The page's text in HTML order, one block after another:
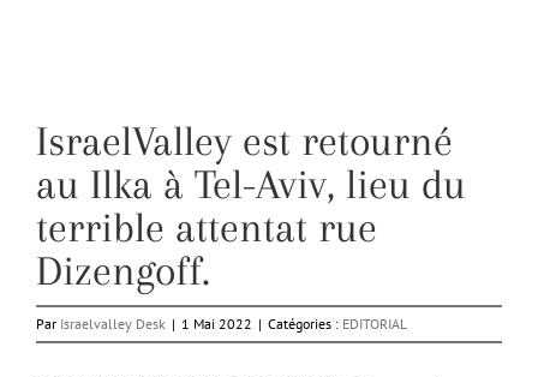
IsraelValley est retourné
au Ilka à Tel-Aviv, lieu du
terrible attentat rue
Dizengoff.
Par Israelvalley Desk | 1 Mai 2022 | Catégories : EDITORIAL